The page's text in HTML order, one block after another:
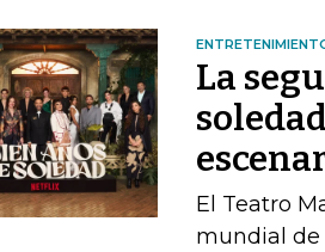
La
El Teatro
mundial de